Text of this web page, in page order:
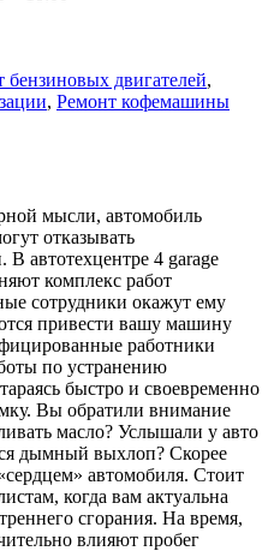
бензиновых двигателей,
, Ремонт кофемашины
мысли, автомобиль
отказывать
В автотехцентре 4 garage
комплекс работ
сотрудники окажут ему
привести вашу машину
работники
по устранению
быстро и своевременно
Вы обратили внимание
масло? Услышали у авто
дымный выхлоп? Скорее
автомобиля. Стоит
когда вам актуальна
сгорания. На время,
влияют пробег